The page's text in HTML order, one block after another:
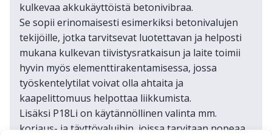
kulkevaa akkukäyttöistä betonivibraa.
Se sopii erinomaisesti esimerkiksi betonivalujen
tekijöille, jotka tarvitsevat luotettavan ja helposti
mukana kulkevan tiivistysratkaisun ja laite toimii
hyvin myös elementtirakentamisessa, jossa
työskentelytilat voivat olla ahtaita ja
kaapelittomuus helpottaa liikkumista.
Lisäksi P18Li on käytännöllinen valinta mm.
korjaus- ja täyttövaluihin, joissa tarvitaan nopeaa